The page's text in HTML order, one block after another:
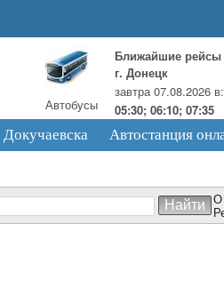
Автобусы
Ближайшие рейсы
г. Донецк
завтра 07.08.2026 в:
05:30; 06:10; 07:35
Докучаевска Автостанция
О